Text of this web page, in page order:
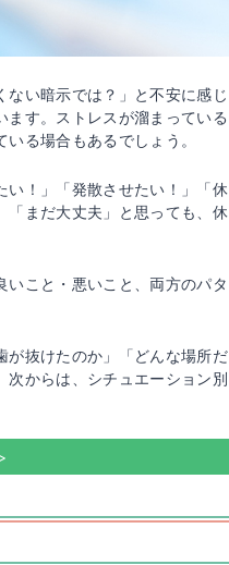
い暗示では？」と不安に感じ
す。ストレスが溜まっている
る場合もあるでしょう。
い！」「発散させたい！」「休
「まだ大丈夫」と思っても、休
いこと・悪いこと、両方のパタ
が抜けたのか」「どんな場所だ
次からは、シチュエーション別